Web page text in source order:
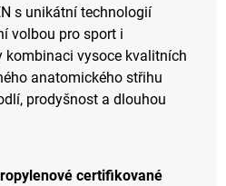
s unikátní technologií
volbou pro sport i
kombinaci vysoce kvalitních
anatomického střihu
prodyšnost a dlouhou
certifikované